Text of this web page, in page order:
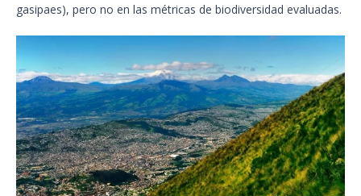
gasipaes), pero no en las métricas de biodiversidad evaluadas.